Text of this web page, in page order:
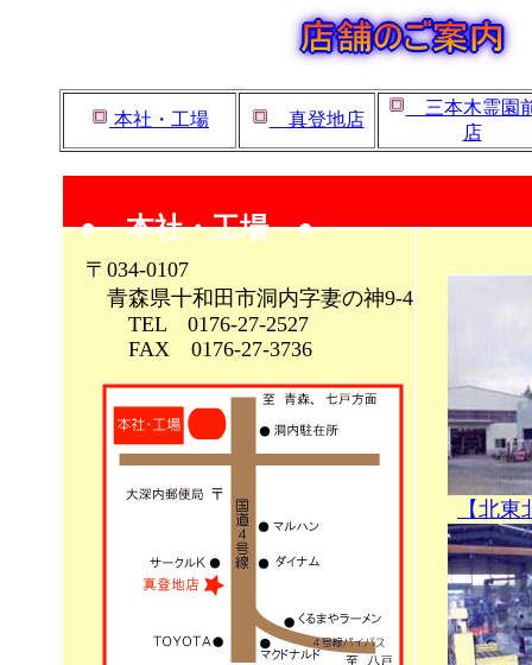
● 本社・工場 ●
〒034-0107
青森県十和田市洞内字妻の神9-4
TEL 0176-27-2527
FAX 0176-27-3736
【北
本社・工場 真登地店
三本木霊園
店